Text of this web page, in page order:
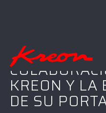
WENZEL
KREON Y LA
DE SU